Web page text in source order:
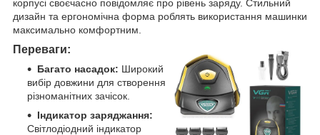
корпусі своєчасно повідомляє про рівень заряду. Стильний
дизайн та ергономічна форма роблять використання машинки
максимально комфортним.
Переваги:
Багато насадок: Широкий
вибір довжини для створення
різноманітних зачісок.
Індикатор заряджання:
Світлодіодний індикатор